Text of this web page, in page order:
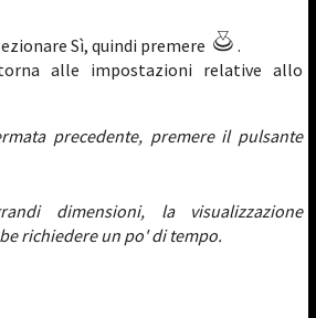
Sì, quindi premere
.
alle impostazioni relative allo
precedente, premere il pulsante
dimensioni, la visualizzazione
richiedere un po' di tempo.